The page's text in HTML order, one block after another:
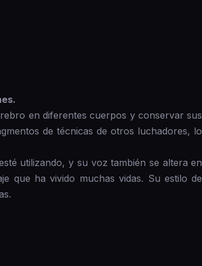
en diferentes cuerpos y conservar sus
de técnicas de otros luchadores, lo
utilizando, y su voz también se altera en
que ha vivido muchas vidas. Su estilo de